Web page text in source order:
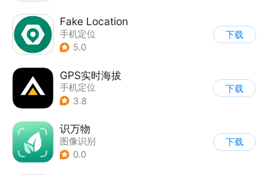
Fake Location
手机定位
5.0
下载
GPS实时海拔
手机定位
3.8
下载
识万物
图像识别
0.0
下载